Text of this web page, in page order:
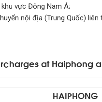
vực Đông Nam Á;
nội địa (Trung Quốc)
at Haiphong
HAIPHONG